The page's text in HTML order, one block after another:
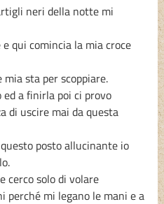
neri della notte mi
qui comincia la mia croce
sta per scoppiare.
a finirla poi ci provo
di uscire mai da questa
posto allucinante io
cerco solo di volare
perché mi legano le mani e a